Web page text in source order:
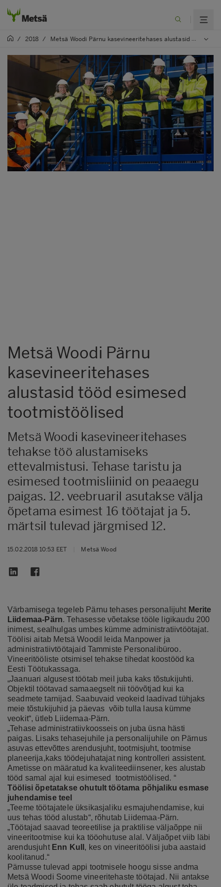
/ 2018 / Metsä Woodi Pärnu kasevineeritehases alustasid tööd esimesed tootmistöölised
Metsä Woodi Pärnu
kasevineeritehases
alustasid tööd esimesed
tootmistöölised
Metsä Woodi kasevineeritehases
tehakse töö alustamiseks
ettevalmistusi. Tehase taristu ja
esimesed tootmisliinid on peaaegu
paigas. 12. veebruaril asutakse välja
õpetama esimest 16 töötajat ja 5.
märtsil tulevad järgmised 12.
15.02.2018 10:53 EET Metsä Wood
Värbamisega tegeleb Pärnu tehases personalijuht Merite
Liidemaa-Pärn. Tehasesse võetakse tööle ligikaudu 200
inimest, sealhulgas umbes kümme administratiivtöötajat.
Töölisi aitab Metsä Woodil leida Manpower ja
administratiivtöötajaid Tammiste Personalibüroo.
Vineeritööliste otsimisel tehakse tihedat koostööd ka
Eesti Töötukassaga.
„Jaanuari algusest töötab meil juba kaks tõstukijuhti.
Objektil töötavad samaaegselt nii töövõtjad kui ka
seadmete tarnijad. Saabuvaid veokeid laadivad tühjaks
meie tõstukijuhid ja päevas võib tulla lausa kümme
veokit“, ütleb Liidemaa-Pärn.
„Tehase administratiivkoosseis on juba üsna hästi
paigas. Lisaks tehasejuhile ja personalijuhile on Pärnus
asuvas ettevõttes arendusjuht, tootmisjuht, tootmise
planeerija,kaks töödejuhatajat ning kontrolleri assistent.
Ametisse on määratud ka kvaliteediinsener, kes alustab
tööd samal ajal kui esimesed tootmistöölised. “
Töölisi õpetatakse ohutult töötama põhjaliku esmase
juhendamise teel
„Teeme töötajatele üksikasjaliku esmajuhendamise, kui
uus tehas tööd alustab“, rõhutab Liidemaa-Pärn.
„Töötajad saavad teoreetilise ja praktilise väljaõppe nii
vineeritootmise kui ka tööohutuse alal. Väljaõpet viib läbi
arendusjuht Enn Kull , kes on vineeritöölisi juba aastaid
koolitanud.“
Pärnusse tulevad appi tootmisele hoogu sisse andma
Metsä Woodi Soome vineeritehaste töötajad. Nii antakse